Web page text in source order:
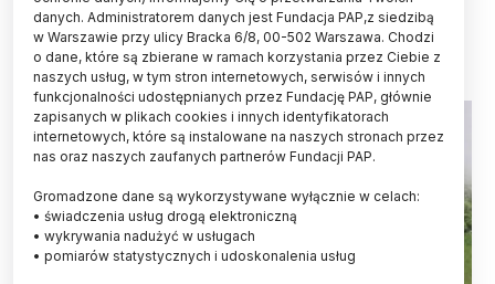
28.11.2014
aktualizacja: 28.11.2014
3 minuty czytania
danych. Administratorem danych jest Fundacja PAP,z siedzibą
w Warszawie przy ulicy Bracka 6/8, 00-502 Warszawa. Chodzi
o dane, które są zbierane w ramach korzystania przez Ciebie z
naszych usług, w tym stron internetowych, serwisów i innych
funkcjonalności udostępnianych przez Fundację PAP, głównie
zapisanych w plikach cookies i innych identyfikatorach
internetowych, które są instalowane na naszych stronach przez
nas oraz naszych zaufanych partnerów Fundacji PAP.
Gromadzone dane są wykorzystywane wyłącznie w celach:
• świadczenia usług drogą elektroniczną
• wykrywania nadużyć w usługach
• pomiarów statystycznych i udoskonalenia usług